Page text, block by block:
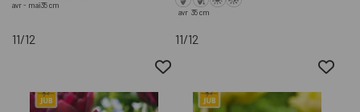
avr - mai35 cm
11/12
avr 35 cm
11/12